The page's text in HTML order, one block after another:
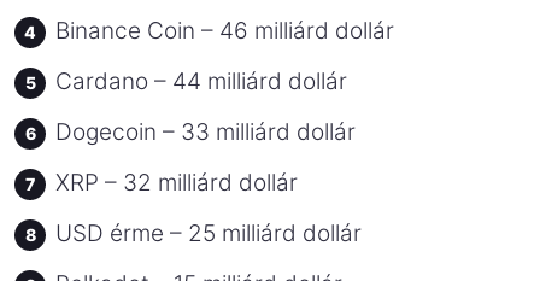
Binance Coin – 46 milliárd dollár
Cardano – 44 milliárd dollár
Dogecoin – 33 milliárd dollár
XRP – 32 milliárd dollár
USD érme – 25 milliárd dollár